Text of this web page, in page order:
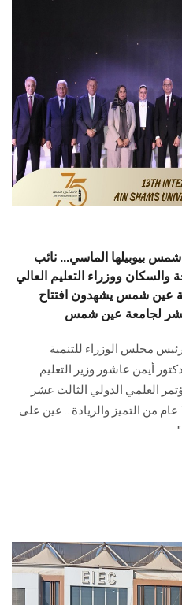
الطلاب
هيئة التدريس
الدراسات العليا
الموظفون
الان
بيوبيلها الماسي... نائب
ووزراء التعليم العالي
عين شمس يشهدون افتتاح
عشر لجامعة عين شمس
مجلس الوزراء للتنمية
أيمن عاشور وزير التعليم
العلمي الدولي الثالث عشر
لجامعة عين شمس تحت شعار "75 عام من التميز والريادة .. عين على